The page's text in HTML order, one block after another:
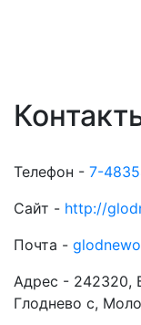
Телефон - 7-
Сайт - http://
Почта -
Адрес - 242320,
Глоднево с,